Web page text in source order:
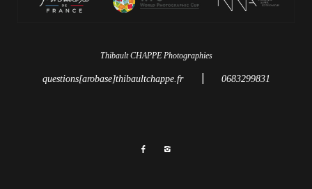
Thibault CHAPPE Photographies
questions[arobase]thibaultchappe.fr 0683299831